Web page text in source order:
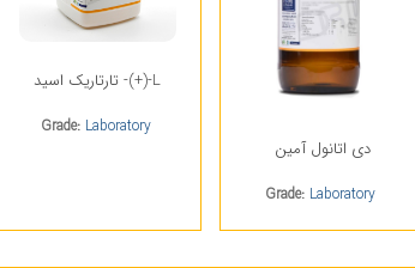
دی اتانول آمین
Grade: Laboratory
L-(+)- تارتاریک اسید
Grade: Laboratory